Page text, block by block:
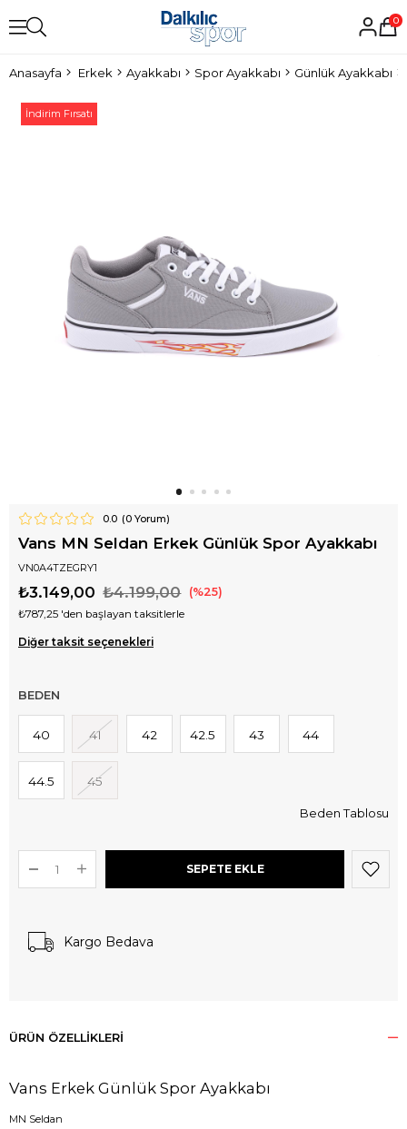
0
Anasayfa Erkek Ayakkabı Spor Ayakkabı Günlük Ayakkabı
İndirim Fırsatı
0.0 (0Yorum)
Vans MN Seldan Erkek Günlük Spor Ayakkabı
VN0A4TZEGRY1
₺4.199,00
₺3.149,00 25
₺787,25 'den başlayan taksitlerle
Diğer taksit seçenekleri
BEDEN
40 41 42 42.5 43 44
44.5 45
Beden Tablosu
Kargo Bedava
ÜRÜN ÖZELLIKLERI
Vans Erkek Günlük Spor Ayakkabı
MN Seldan